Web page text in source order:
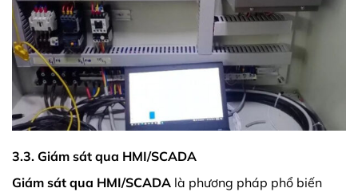
3.3. Giám sát qua HMI/SCADA
Giám sát qua HMI/SCADA là phương pháp phổ biến